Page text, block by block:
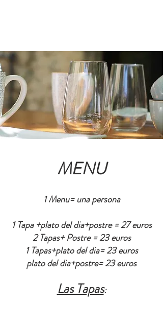
MENU
1 Menu= una persona
1 Tapa +plato del dia+postre = 27 euros
2 Tapas+ Postre = 23 euros
1 Tapas+plato del dia= 23 euros
plato del dia+postre= 23 euros
Las Tapas: